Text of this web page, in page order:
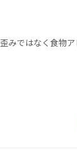
みではなく食物ア